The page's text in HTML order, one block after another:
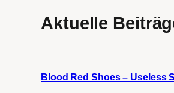
Aktuelle
Blood Red Shoes – Useless